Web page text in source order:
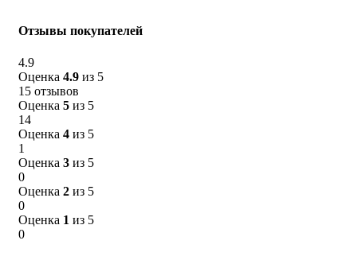
Отзывы покупателей
4.9
Оценка 4.9 из 5
15 отзывов
Оценка 5 из 5
14
Оценка 4 из 5
1
Оценка 3 из 5
0
Оценка 2 из 5
0
Оценка 1 из 5
0